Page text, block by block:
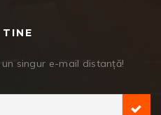
singur e-mail distanță!